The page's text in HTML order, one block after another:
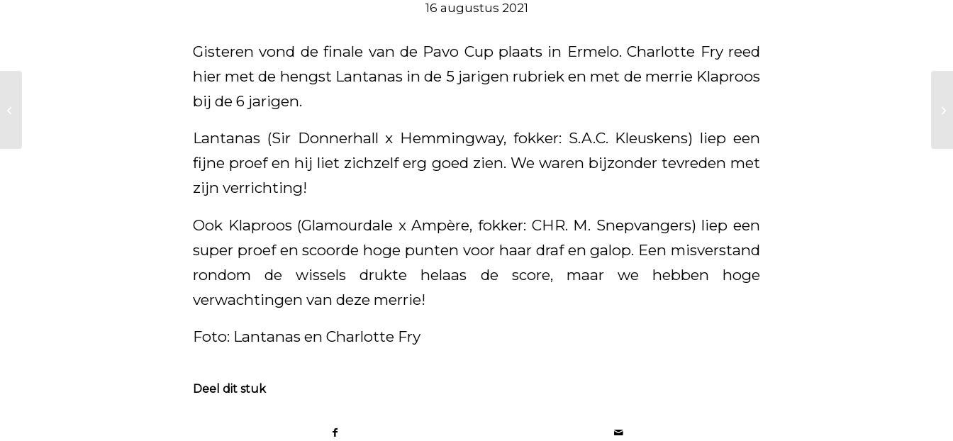
16 augustus 2021
Gisteren vond de finale van de Pavo Cup plaats in Ermelo. Charlotte Fry reed
hier met de hengst Lantanas in de 5 jarigen rubriek en met de merrie Klaproos
bij de 6 jarigen.
Lantanas (Sir Donnerhall x Hemmingway, fokker: S.A.C. Kleuskens) liep een
fijne proef en hij liet zichzelf erg goed zien. We waren bijzonder tevreden met
zijn verrichting!
Ook Klaproos (Glamourdale x Ampère, fokker: CHR. M. Snepvangers) liep een
super proef en scoorde hoge punten voor haar draf en galop. Een misverstand
rondom de wissels drukte helaas de score, maar we hebben hoge
verwachtingen van deze merrie!
Foto: Lantanas en Charlotte Fry
Deel dit stuk